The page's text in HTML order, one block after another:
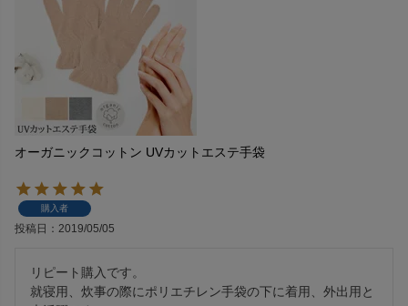
オーガニックコットン UVカットエステ手袋
購入者
投稿日 2019/05/05
リピート購入です。
就寝用、炊事の際にポリエチレン手袋の下に着用、外出用と